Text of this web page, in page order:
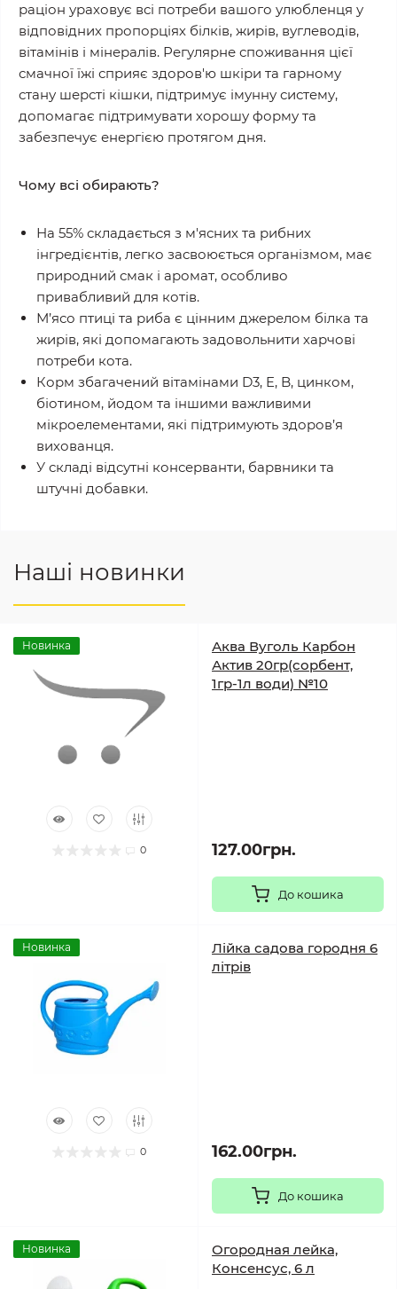
раціон ураховує всі потреби вашого улюбленця у
відповідних пропорціях білків, жирів, вуглеводів,
вітамінів і мінералів. Регулярне споживання цієї
смачної їжі сприяє здоров'ю шкіри та гарному
стану шерсті кішки, підтримує імунну систему,
допомагає підтримувати хорошу форму та
забезпечує енергією протягом дня.
Чому всі обирають?
На 55% складається з м'ясних та рибних
інгредієнтів, легко засвоюється організмом, має
природний смак і аромат, особливо
привабливий для котів.
М’ясо птиці та риба є цінним джерелом білка та
жирів, які допомагають задовольнити харчові
потреби кота.
Корм збагачений вітамінами D3, E, B, цинком,
біотином, йодом та іншими важливими
мікроелементами, які підтримують здоров’я
вихованця.
У складі відсутні консерванти, барвники та
штучні добавки.
Наші новинки
Новинка
0
Аква Вуголь Карбон
Актив 20гр(сорбент,
1гр-1л води) №10
127.00грн.
До кошика
Новинка
0
Лійка садова городня 6
літрів
162.00грн.
До кошика
Новинка
Огородная лейка,
Консенсус, 6 л